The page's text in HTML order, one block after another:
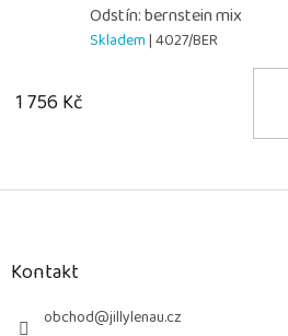
Odstín: bernstein mix
Skladem| 4027/BER
1 756 Kč
Z
Kontakt
obchod@jillylenau.cz